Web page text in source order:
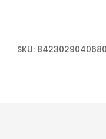
SKU: 8423029040680